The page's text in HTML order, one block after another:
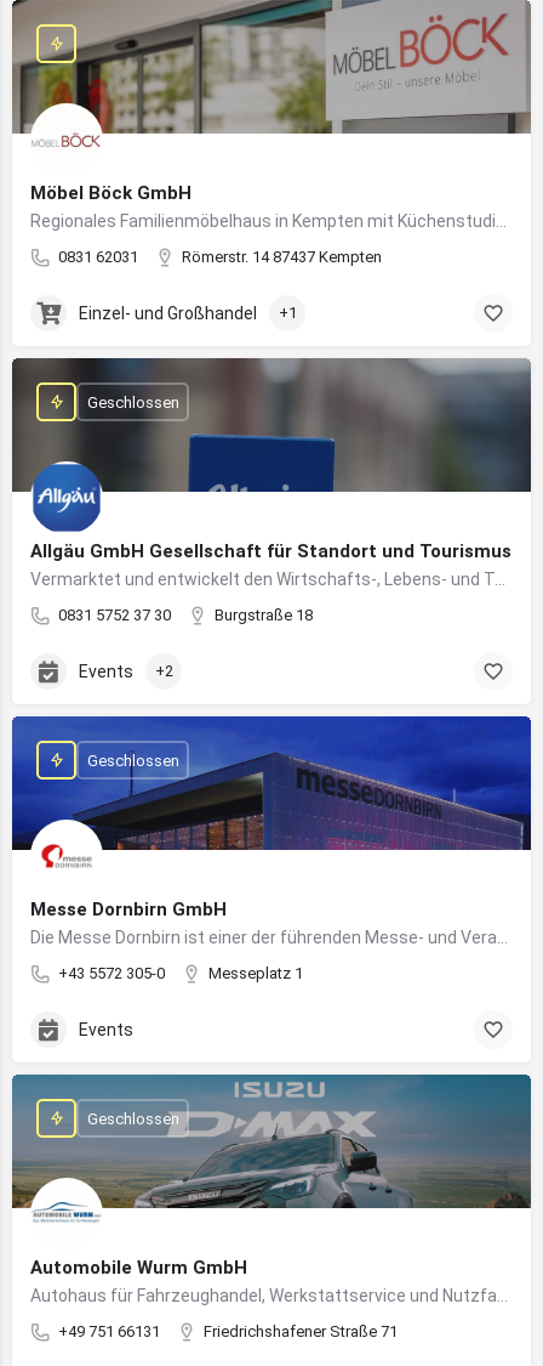
Möbel Böck GmbH
0831 62031 Römerstr. 14 87437 Kempten
Einzel- und Großhandel +1
Allgäu GmbH Gesellschaft für Standort und Tourismus
0831 5752 37 30 Burgstraße 18
Geschlossen
Events +2
Messe Dornbirn GmbH
+43 5572 305-0 Messeplatz 1
Geschlossen
Events
Automobile Wurm GmbH
+49 751 66131 Friedrichshafener Straße 71
Geschlossen